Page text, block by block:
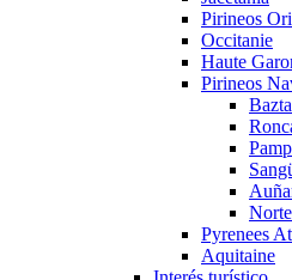
Pirineos
Occitanie
Haute
Pirineos
Pyrenees
Aquitaine